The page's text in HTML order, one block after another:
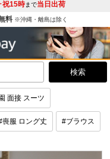
祝15時まで当日出荷
料 ※沖縄・離島は除く
面接 スーツ
喪服 ロング丈 #ブラウス